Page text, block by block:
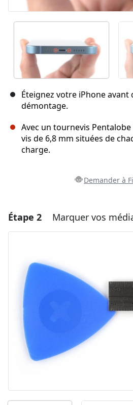
Éteignez votre iPhone avant
démontage.
Avec un tournevis Pentalobe
vis de 6,8 mm situées de
charge.
Demander à
Ajouter un
Annuler
Étape 2 Marquer vos